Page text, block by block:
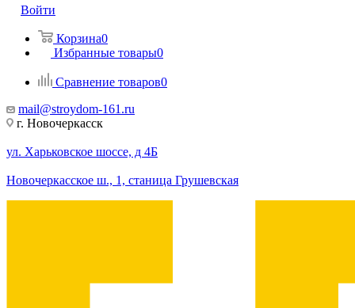
Войти
Корзина0
Избранные товары0
Сравнение товаров0
mail@stroydom-161.ru
г. Новочеркасск
ул. Харьковское шоссе, д 4Б
Новочеркасское ш., 1, станица Грушевская